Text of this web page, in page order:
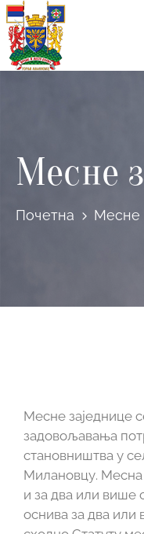
Насловна
Општинска
управа
Актуелности
Месне
Почетна Месне
Месне заједнице
задовољавања
становништва у
Милановцу. Месна
и за два или више
оснива за два или